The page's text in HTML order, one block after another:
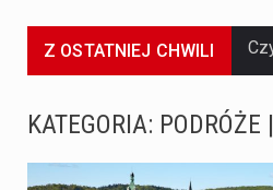
Z OSTATNIEJ CHWILI
KATEGORIA: PODRÓŻE